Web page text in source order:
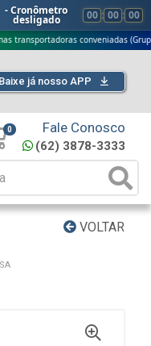
- Cronômetro
desligado 00 : 00 : 00
conveniadas (Grupo G5)
Baixe já nosso APP
0 Fale Conosco
(62) 3878-3333
VOLTAR